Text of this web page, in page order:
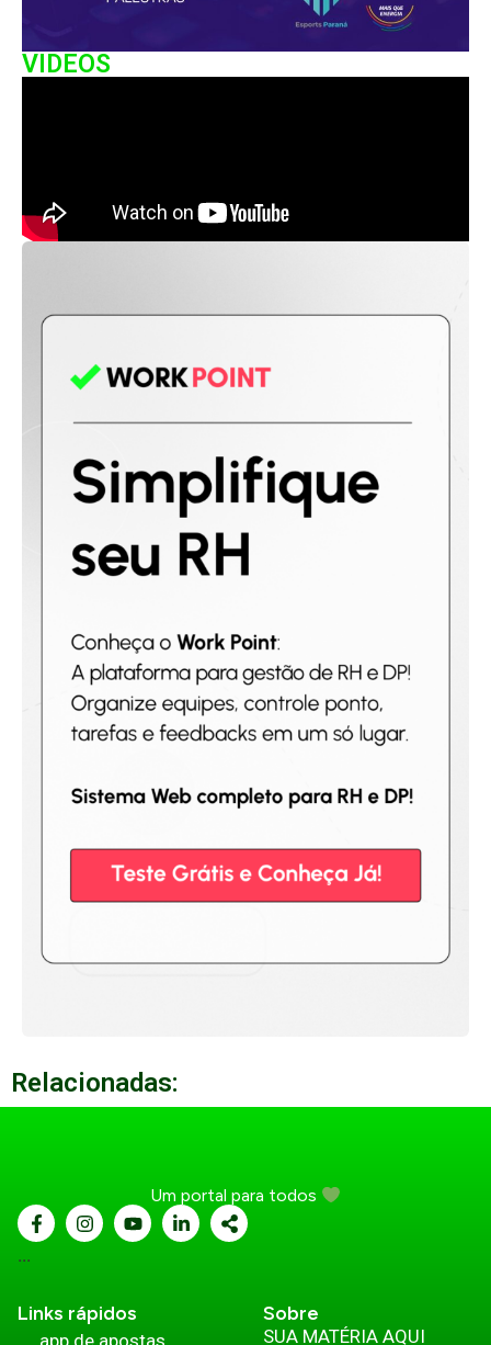
VIDEOS
Relacionadas:
Um portal para todos
...
Links rápidos Sobre
SUA MATÉRIA AQUI